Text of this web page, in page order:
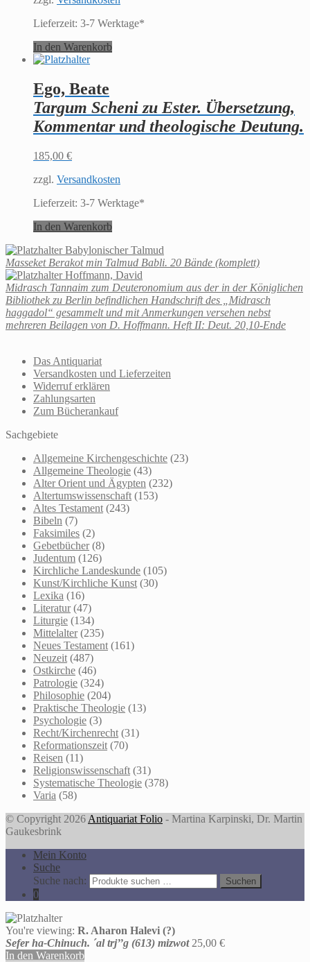
Lieferzeit: 3-7 Werktage*
In den Warenkorb
Ego, Beate
Targum Scheni zu Ester. Übersetzung,
Kommentar und theologische Deutung.
185,00 €
zzgl. Versandkosten
Lieferzeit: 3-7 Werktage*
In den Warenkorb
Babylonischer Talmud
Masseket Berakot min Talmud Babli. 20 Bände (komplett)
Hoffmann, David
Midrasch Tannaim zum Deuteronomium aus der in der Königlichen
Bibliothek zu Berlin befindlichen Handschrift des „Midrasch
haggadol“ gesammelt und mit Anmerkungen versehen nebst
mehreren Beilagen von D. Hoffmann. Heft II: Deut. 20,10-Ende
Das Antiquariat
Versandkosten und Lieferzeiten
Widerruf erklären
Zahlungsarten
Zum Bücherankauf
Sachgebiete
Allgemeine Kirchengeschichte (23)
Allgemeine Theologie (43)
Alter Orient und Ägypten (232)
Altertumswissenschaft (153)
Altes Testament (243)
Bibeln (7)
Faksimiles (2)
Gebetbücher (8)
Judentum (126)
Kirchliche Landeskunde (105)
Kunst/Kirchliche Kunst (30)
Lexika (16)
Literatur (47)
Liturgie (134)
Mittelalter (235)
Neues Testament (161)
Neuzeit (487)
Ostkirche (46)
Patrologie (324)
Philosophie (204)
Praktische Theologie (13)
Psychologie (3)
Recht/Kirchenrecht (31)
Reformationszeit (70)
Reisen (11)
Religionswissenschaft (31)
Systematische Theologie (378)
Varia (58)
© Copyright 2026 Antiquariat Folio - Martina Karpinski, Dr. Martin
Gaukesbrink
Mein Konto
Suche
Suche nach:
Suchen
0
You're viewing: R. Aharon Halevi (?)
Sefer ha-Chinuch. ´al trj’’g (613) mizwot 25,00 €
In den Warenkorb